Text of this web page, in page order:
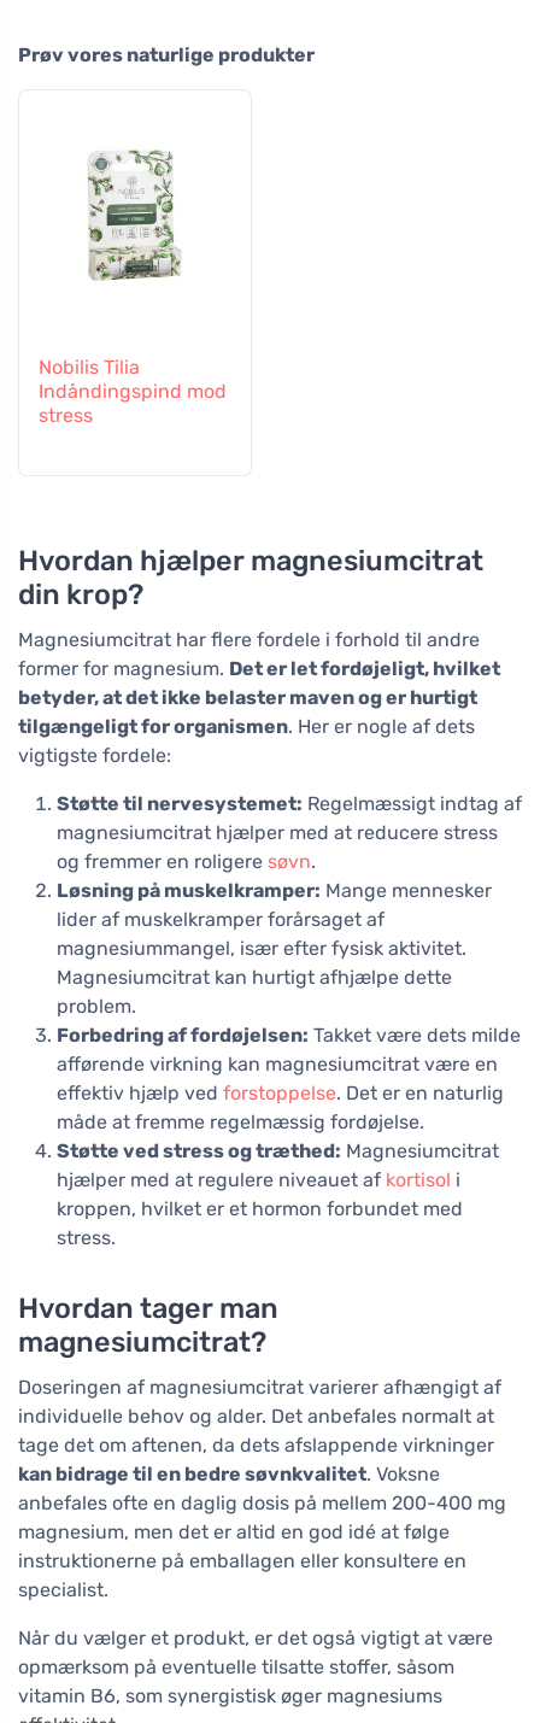
Prøv vores naturlige produkter
Nobilis Tilia
Indåndingspind mod
stress
Hvordan hjælper magnesiumcitrat
din krop?
Magnesiumcitrat har flere fordele i forhold til andre
former for magnesium. Det er let fordøjeligt, hvilket
betyder, at det ikke belaster maven og er hurtigt
tilgængeligt for organismen. Her er nogle af dets
vigtigste fordele:
Støtte til nervesystemet: Regelmæssigt indtag af
magnesiumcitrat hjælper med at reducere stress
og fremmer en roligere søvn.
Løsning på muskelkramper: Mange mennesker
lider af muskelkramper forårsaget af
magnesiummangel, især efter fysisk aktivitet.
Magnesiumcitrat kan hurtigt afhjælpe dette
problem.
Forbedring af fordøjelsen: Takket være dets milde
afførende virkning kan magnesiumcitrat være en
effektiv hjælp ved forstoppelse. Det er en naturlig
måde at fremme regelmæssig fordøjelse.
Støtte ved stress og træthed: Magnesiumcitrat
hjælper med at regulere niveauet af kortisol i
kroppen, hvilket er et hormon forbundet med
stress.
Hvordan tager man
magnesiumcitrat?
Doseringen af magnesiumcitrat varierer afhængigt af
individuelle behov og alder. Det anbefales normalt at
tage det om aftenen, da dets afslappende virkninger
kan bidrage til en bedre søvnkvalitet. Voksne
anbefales ofte en daglig dosis på mellem 200-400 mg
magnesium, men det er altid en god idé at følge
instruktionerne på emballagen eller konsultere en
specialist.
Når du vælger et produkt, er det også vigtigt at være
opmærksom på eventuelle tilsatte stoffer, såsom
vitamin B6, som synergistisk øger magnesiums